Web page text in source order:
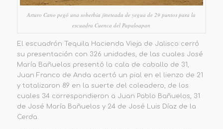
Arturo Cano pegó una soberbia jineteada de yegua de 29 puntos para la
escuadra Cuenca del Papaloapan
El escuadrón Tequila Hacienda Vieja de Jalisco cerró
su presentación con 326 unidades, de las cuales José
María Bañuelos presentó la cala de caballo de 31,
Juan Franco de Anda acertó un pial en el lienzo de 21
y totalizaron 89 en la suerte del coleadero, de los
cuales 34 correspondieron a Juan Pablo Bañuelos, 31
de José María Bañuelos y 24 de José Luis Díaz de la
Cerda.